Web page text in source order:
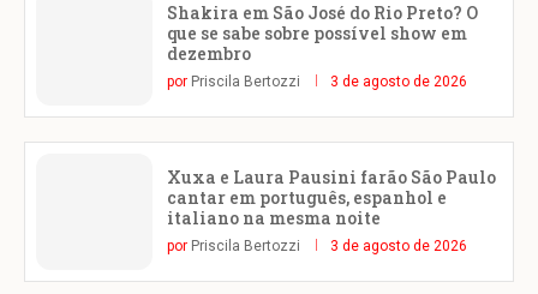
Shakira em São José do Rio Preto? O
que se sabe sobre possível show em
dezembro
por Priscila Bertozzi 3 de agosto de 2026
Xuxa e Laura Pausini farão São Paulo
cantar em português, espanhol e
italiano na mesma noite
por Priscila Bertozzi 3 de agosto de 2026